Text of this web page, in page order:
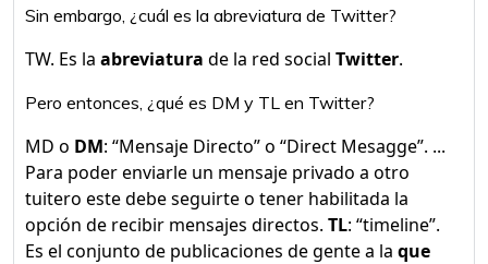
Sin embargo, ¿cuál es la abreviatura de Twitter?
TW. Es la abreviatura de la red social Twitter.
Pero entonces, ¿qué es DM y TL en Twitter?
MD o DM: “Mensaje Directo” o “Direct Mesagge”. ...
Para poder enviarle un mensaje privado a otro
tuitero este debe seguirte o tener habilitada la
opción de recibir mensajes directos. TL: “timeline”.
Es el conjunto de publicaciones de gente a la que